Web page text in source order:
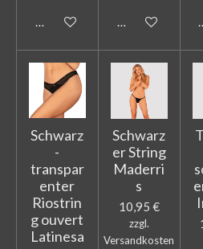
In den WarenkorbIn den
Schwarz
-
transpar
enter
Riostrin
g ouvert
Latinesa
Schwarz
er String
Maderri
s
10,95 €
zzgl.
Versandkosten